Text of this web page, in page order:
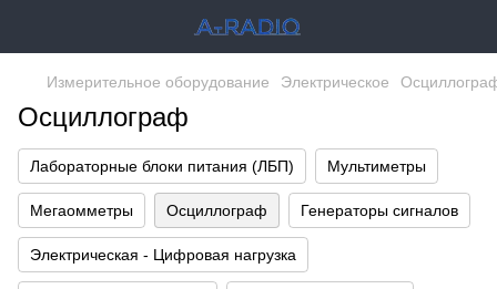
Измерительное оборудование Электрическое
Осциллограф
Лабораторные блоки питания (ЛБП) Мультиметры
Мегаомметры Осциллограф Генераторы сигналов
Электрическая - Цифровая нагрузка